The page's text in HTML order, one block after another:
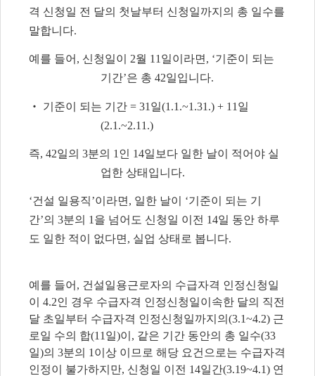
격 신청일 전 달의 첫날부터 신청일까지의 총 일수를
말합니다.
예를 들어 , 신청일이 2월 11일이라면, ‘기준이 되는
기간’은 총42일입니다.
‧ 기준이 되는 기간 = 31 일(1.1.~1.31.) + 11 일
(2.1.~2.11.)
즉, 42일의 3분의 1 인 14일보다 일한 날이 적어야 실
업한 상태입니다.
‘건설 일용직’이라면, 일한 날이 ‘기준이 되는 기
간’의 3분의 1을 넘어도 신청일 이전 14일 동안 하루
도 일한 적이 없다면, 실업 상태로 봅니다.
예를 들어 , 건설일용근로자의 수급자격 인정신청일
이 4.2인 경우 수급자격 인정신청일이속한 달의 직전
달 초일부터 수급자격 인정신청일까지의 (3.1~4.2) 근
로일 수의 합(11 일)이 , 같은 기간 동안의 총 일수(33
일)의 3분의 1 이상 이므로 해당 요건으로는 수급자격
인정이 불가하지만, 신청일 이전 14일간(3.19~4.1) 연